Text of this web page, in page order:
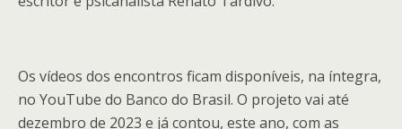
Os vídeos dos encontros ficam disponíveis, na íntegra,
no YouTube do Banco do Brasil. O projeto vai até
dezembro de 2023 e já contou, este ano, com as